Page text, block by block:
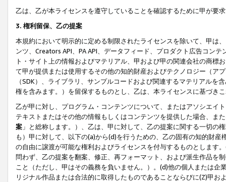
乙は、乙が本ライセンスを遵守していることを確認するために甲が要
3. 権利留保、乙の提案
本規約において明示的に定める制限されたライセンスを除いて、甲は
ンツ、Creators API、PA API、データフィード、プロダクト広告コン
ト・サイト上の情報およびマテリアル、甲および甲の関連会社の商
て甲が提供または使用するその他の知的財産およびテクノロジー（ア
（SDK）、ライブラリ、サンプルコードおよび関連するマテリアル
権を含みます。）を留保するものとし、乙は、本ライセンスに基づき
乙が甲に対し、プログラム・コンテンツについて、またはアソシエイ
テキストまたはその他の情報もしくはコンテンツを提供した場合、ま
案 」と総称します。）、乙は、甲に対して、乙の提案に関する一切
も）甲に対して、以下の(a)から(d)を行うための、乙の固有の知的財
の自由に譲渡が可能な権利およびライセンスを付与するものとします
問わず、乙の提案を翻案、修正、再フォーマット、および派生作品を
こと（ただし、甲はその義務を負いません。）。(d)他の個人または
リジナル作品または合法的に取得したものであることならびに(Z)甲